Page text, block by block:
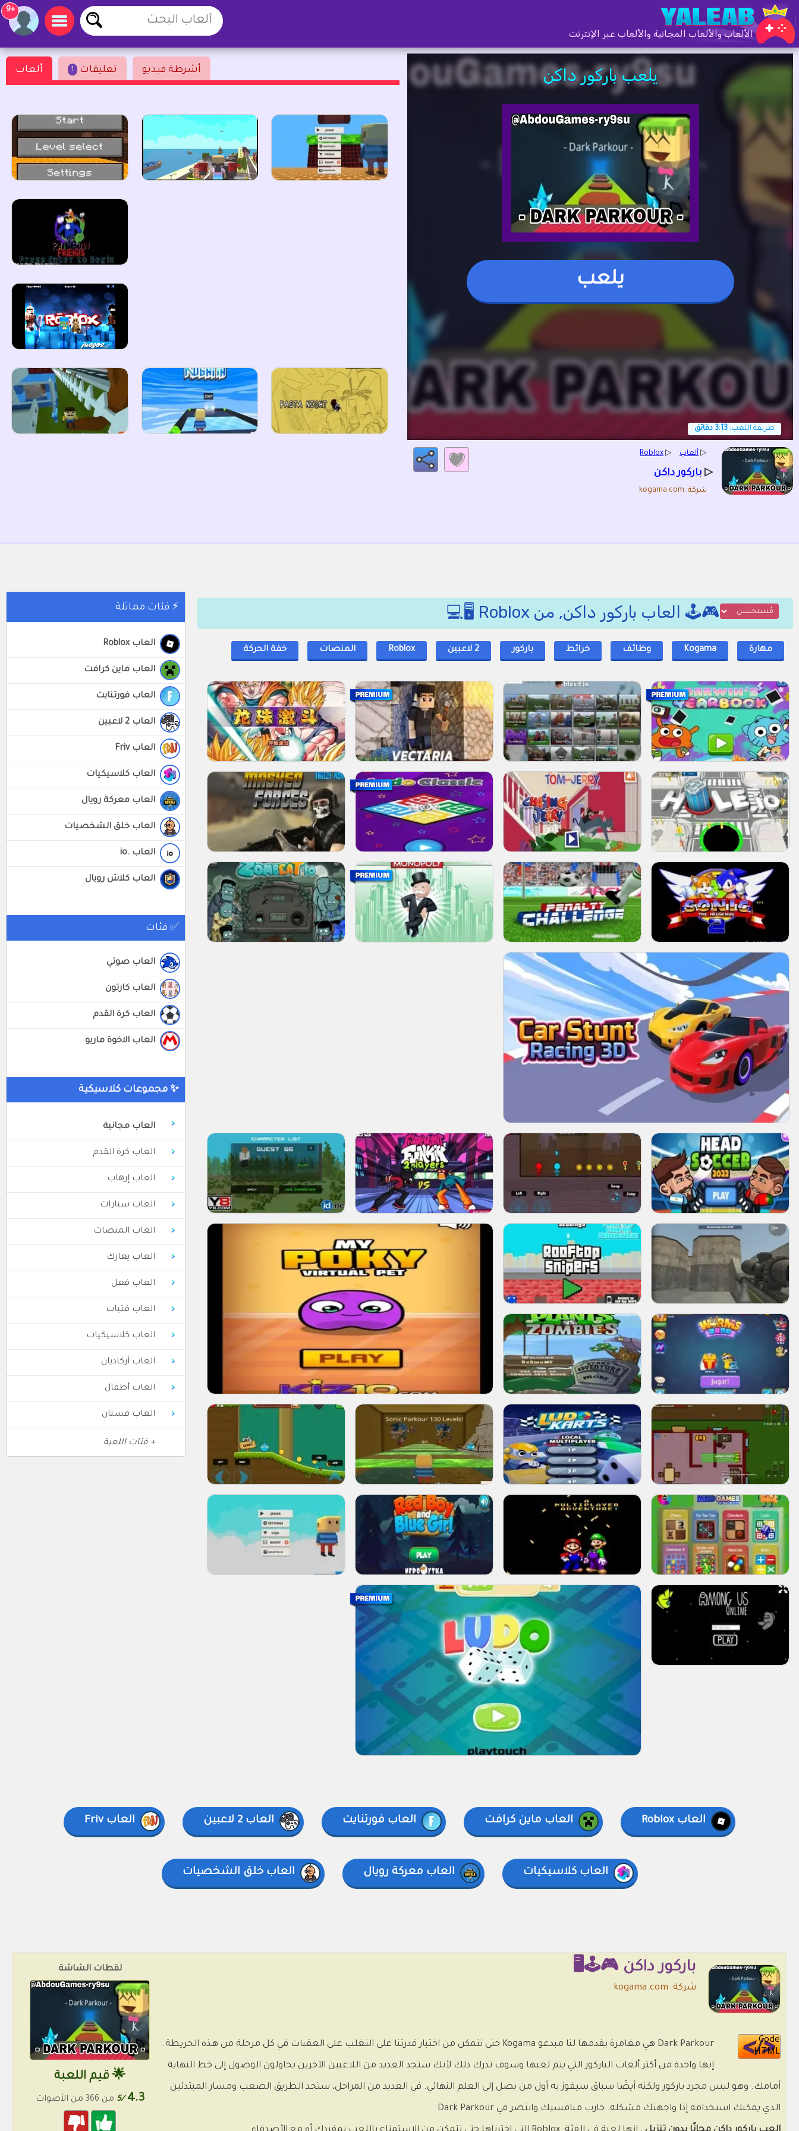
الألعاب والألعاب المجانية والألعاب عبر الإنترنت
+9
يلعب باركور داكن
يلعب
طريقة اللعب: 3:13 دقائق
▷ ألعاب ▷
Roblox
▷ باركور داكن
شركة: kogama.com
ألعاب 1 تعليقات أشرطة فيديو
⚡ فئات مماثلة
العاب Roblox
العاب ماين كرافت
العاب فورتنايت
العاب 2 لاعبين
العاب Friv
العاب كلاسيكيات
العاب معركة رويال
العاب خلق الشخصيات
العاب .io
العاب كلاش رويال
✅ فئات
العاب صوتي
العاب كارتون
العاب كرة القدم
العاب الاخوة ماريو
✨ مجموعات كلاسيكية
العاب مجانية
العاب كرة القدم
العاب إرهاب
العاب سيارات
العاب المنصات
العاب يعارك
العاب فعل
العاب فتيات
العاب كلاسيكيات
العاب أركاديان
العاب أطفال
العاب فستان
+ فئات اللعبة
🎮🕹️ العاب باركور داكن, من Roblox 🖥️💻
مهارة Kogama وظائف خرائط باركور 2 لاعبين Roblox المنصات خفة الحركة
العاب Roblox العاب ماين كرافت العاب فورتنايت العاب 2 لاعبين العاب Friv
العاب كلاسيكيات العاب معركة رويال العاب خلق الشخصيات
لقطات الشاشة
🌟 قيم اللعبة
4.3
/5 من 366 من الأصوات
باركور داكن 🎮🕹️🖥️
شركة: kogama.com
Code
HTML
Dark Parkour هي مغامرة يقدمها لنا مبدعو Kogama حتى نتمكن من اختبار قدرتنا على التغلب على العقبات في كل مرحلة من هذه الخريطة.
إنها واحدة من أكثر ألعاب الباركور التي يتم لعبها وسوف تدرك ذلك لأنك ستجد العديد من اللاعبين الآخرين يحاولون الوصول إلى خط النهاية
أمامك. وهو ليس مجرد باركور ولكنه أيضًا سباق سيفوز به أول من يصل إلى العلم النهائي. في العديد من المراحل، ستجد الطريق الصعب ومسار المبتدئين
الذي يمكنك استخدامه إذا واجهتك مشكلة. حارب منافسيك وانتصر في Dark Parkour.